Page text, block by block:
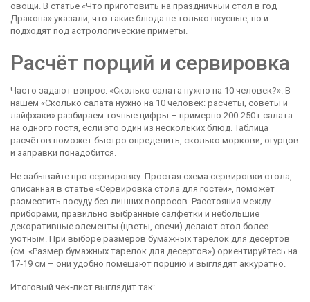
овощи. В статье «Что приготовить на праздничный стол в год
Дракона» указали, что такие блюда не только вкусные, но и
подходят под астрологические приметы.
Расчёт порций и сервировка
Часто задают вопрос: «Сколько салата нужно на 10 человек?». В
нашем «Сколько салата нужно на 10 человек: расчёты, советы и
лайфхаки» разбираем точные цифры – примерно 200‑250 г салата
на одного гостя, если это один из нескольких блюд. Таблица
расчётов поможет быстро определить, сколько моркови, огурцов
и заправки понадобится.
Не забывайте про сервировку. Простая схема сервировки стола,
описанная в статье «Сервировка стола для гостей», поможет
разместить посуду без лишних вопросов. Расстояния между
приборами, правильно выбранные салфетки и небольшие
декоративные элементы (цветы, свечи) делают стол более
уютным. При выборе размеров бумажных тарелок для десертов
(см. «Размер бумажных тарелок для десертов») ориентируйтесь на
17‑19 см – они удобно помещают порцию и выглядят аккуратно.
Итоговый чек‑лист выглядит так: